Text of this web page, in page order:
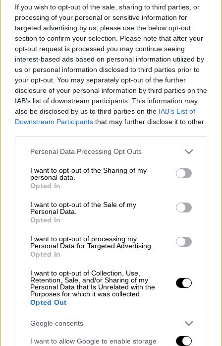
If you wish to opt-out of the sale, sharing to third parties, or
processing of your personal or sensitive information for
targeted advertising by us, please use the below opt-out
section to confirm your selection. Please note that after your
opt-out request is processed you may continue seeing
interest-based ads based on personal information utilized by
us or personal information disclosed to third parties prior to
your opt-out. You may separately opt-out of the further
disclosure of your personal information by third parties on the
IAB’s list of downstream participants. This information may
also be disclosed by us to third parties on the IAB’s List of
Downstream Participants that may further disclose it to other
Please note that this website/app uses one or more Google
not limited to your visit or usage behaviour. You may click to
grant or deny consent to Google and its third-party tags to
use your data for below specified purposes in below Google
consent section.
Personal Data Processing Opt Outs
I want to opt-out of the Sharing of my
personal data.
Opted In
I want to opt-out of the Sale of my
Personal Data.
Opted In
I want to opt-out of processing my
Personal Data for Targeted Advertising.
Opted In
I want to opt-out of Collection, Use,
Retention, Sale, and/or Sharing of my
Personal Data that Is Unrelated with the
Purposes for which it was collected.
Opted Out
Google consents
I want to allow Google to enable storage
Lifestyle|11.12.2024 14:28
Δανάη Μπάρκα: «Δεν έχω μνήμες με
τους γονείς μου ως ζευγάρι, αλλά και
στις χαρές και στις λύπες είναι πάντα
μαζί»
«Ο πατέρας μου είναι ένας υπέροχος, πολύ
γλυκός και πολύ καλός άνθρωπος», δήλωσε
η παρουσιάστρια
Τηλεόραση|11.11.2024 15:40
Cosmote TV: Ανακοινώθηκε η νέα σειρά
μυθοπλασίας του Σωτήρη Τσαφούλια
Στη σειρά πρωταγωνιστούν οι Χρήστος